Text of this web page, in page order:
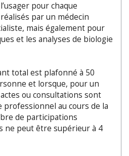
pour chaque
par un médecin
mais également pour
et les analyses de biologie
total est plafonné à 50
et lorsque, pour un
ou consultations sont
professionnel au cours de la
de participations
ne peut être supérieur à 4